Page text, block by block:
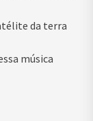
da terra
música